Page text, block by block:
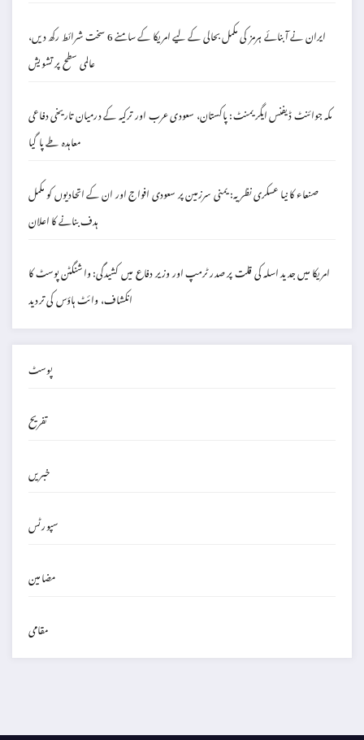
ایران نے آبنائے ہرمز کی مکمل بحالی کے لیے امریکا کے سامنے 6 سخت شرائط رکھ دیں،
عالمی سطح پر تشویش
مکہ جوائنٹ ڈیفنس ایگریمنٹ: پاکستان، سعودی عرب اور ترکیہ کے درمیان تاریخی دفاعی
معاہدہ طے پا گیا
صنعاء کا نیا عسکری نظریہ: یمنی سرزمین پر سعودی افواج اور ان کے اتحادیوں کو مکمل
ہدف بنانے کا اعلان
امریکا میں جدید اسلہ کی قلت پر صدر ٹرمپ اور وزیر دفاع میں کشیدگی: واشنگٹن پوسٹ کا
انکشاف، وائٹ ہاؤس کی تردید
پوسٹ
تفریح
خبریں
سپورٹس
مضامین
مقامی